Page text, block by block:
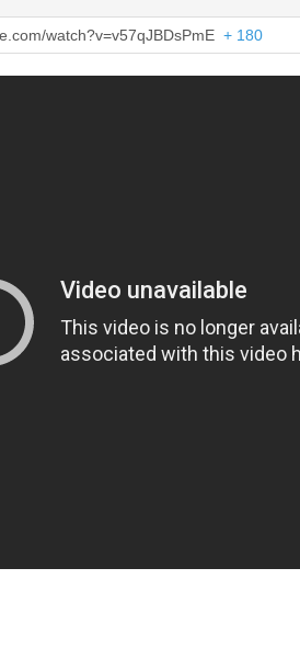
watch?v=v57qJBDsPmE + 180